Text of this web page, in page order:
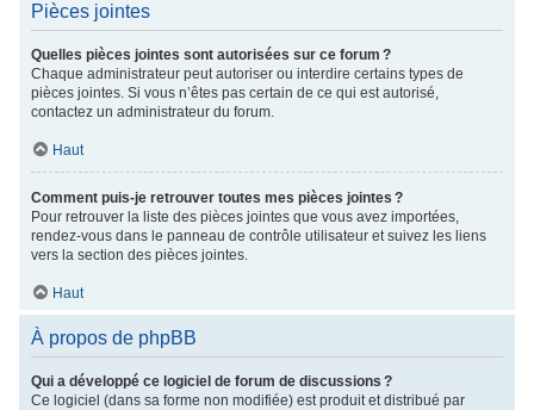
Pièces jointes
Quelles pièces jointes sont autorisées sur ce forum ?
Chaque administrateur peut autoriser ou interdire certains types de
pièces jointes. Si vous n’êtes pas certain de ce qui est autorisé,
contactez un administrateur du forum.
Haut
Comment puis-je retrouver toutes mes pièces jointes ?
Pour retrouver la liste des pièces jointes que vous avez importées,
rendez-vous dans le panneau de contrôle utilisateur et suivez les liens
vers la section des pièces jointes.
Haut
À propos de phpBB
Qui a développé ce logiciel de forum de discussions ?
Ce logiciel (dans sa forme non modifiée) est produit et distribué par